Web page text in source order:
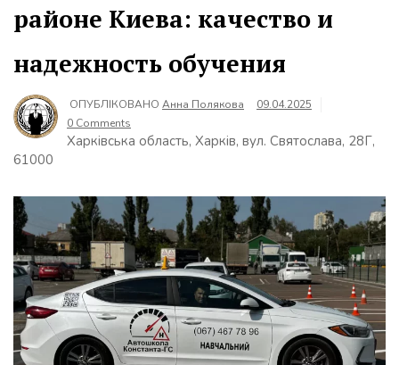
районе Киева: качество и
надежность обучения
ОПУБЛІКОВАНО Анна Полякова
09.04.2025
0 Comments
Харківська область, Харків, вул. Святослава, 28Г,
61000